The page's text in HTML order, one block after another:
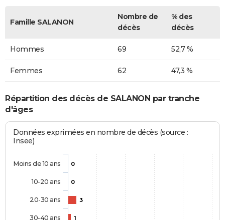
Famille SALANON
Nombre de
décès
% des
décès
Hommes 69 52,7 %
Femmes 62 47,3 %
Répartition des décès de SALANON par tranche
d'âges
Données exprimées en nombre de décès (source :
Insee)
0
0
3
1
Moins de 10 ans
10-20 ans
20-30 ans
30-40 ans